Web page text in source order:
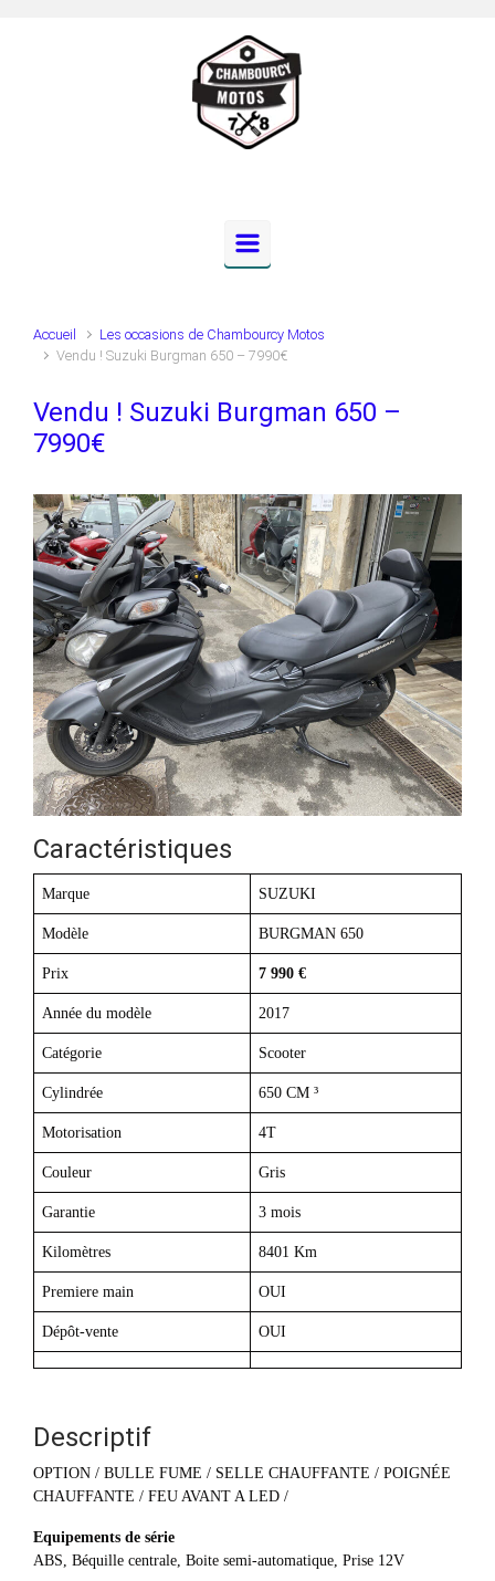
Accueil
Les occasions de Chambourcy Motos
Vendu ! Suzuki Burgman 650 – 7990€
Vendu ! Suzuki Burgman 650 –
7990€
Caractéristiques
Marque SUZUKI
Modèle BURGMAN 650
Prix 7 990 €
Année du modèle 2017
Catégorie Scooter
Cylindrée 650 CM ³
Motorisation 4T
Couleur Gris
Garantie 3 mois
Kilomètres 8401 Km
Premiere main OUI
Dépôt-vente OUI
Descriptif
OPTION / BULLE FUME / SELLE CHAUFFANTE / POIGNÉE
CHAUFFANTE / FEU AVANT A LED /
Equipements de série
ABS, Béquille centrale, Boite semi-automatique, Prise 12V